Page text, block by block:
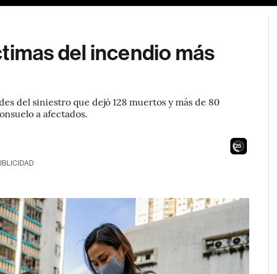
del incendio más
del siniestro que dejó 128 muertos y más de 80
a afectados.
23